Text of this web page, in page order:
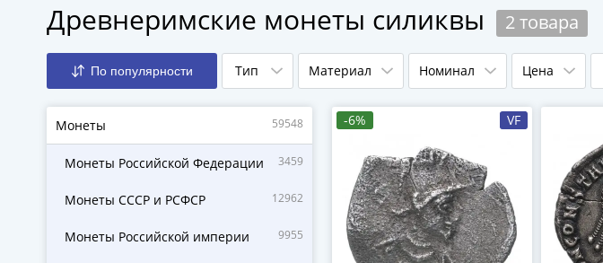
Древнеримские монеты силиквы 2 товара
По популярности Тип Материал Номинал Цена
Монеты 59548
Монеты Российской Федерации 3459
Монеты СССР и РСФСР 12962
Монеты Российской империи 9955
-6% VF